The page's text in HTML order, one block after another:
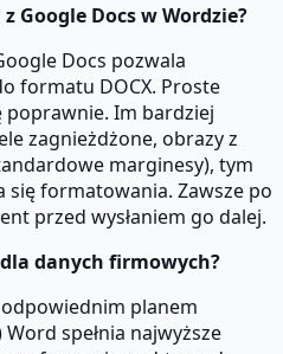
Google Docs w Wordzie?
Docs pozwala
formatu DOCX. Proste
Im bardziej
zagnieżdżone, obrazy z
marginesy), tym
się formatowania. Zawsze po
przed wysłaniem go dalej.
danych firmowych?
planem
spełnia najwyższe